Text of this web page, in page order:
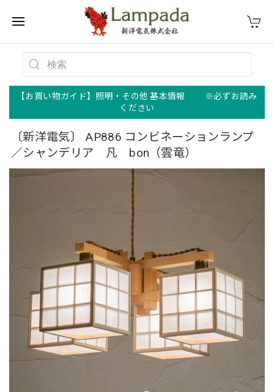
【お買い物ガイド】照明・その他 基本情報 ※必ずお読み
ください
〔新洋電気〕 AP886 コンビネーションランプ
／シャンデリア 凡 bon（雲竜）